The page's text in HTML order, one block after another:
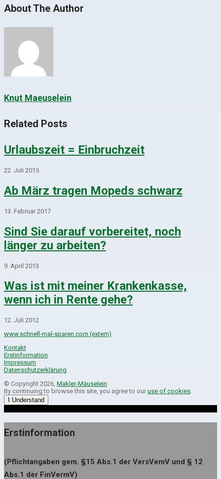
About The Author
Knut Maeuselein
Related Posts
Urlaubszeit = Einbruchzeit
22. Juli 2015
Ab März tragen Mopeds schwarz
13. Februar 2017
Sind Sie darauf vorbereitet, noch
länger zu arbeiten?
9. April 2013
Was ist mit meiner Krankenkasse,
wenn ich in Rente gehe?
12. Juli 2012
www.schnell-mal-sparen.com (extern)
Kontakt
Erstinformation
Impressum
Datenschutzerklärung
© Copyright 2026, Makler-Mäuselein
By continuing to browse this site, you agree to our use of cookies.
I Understand
Erstinformation
(Pflichtangaben gem. §15 Abs.1 der VersVemV und § 12
Abs.1 der FinVermV)